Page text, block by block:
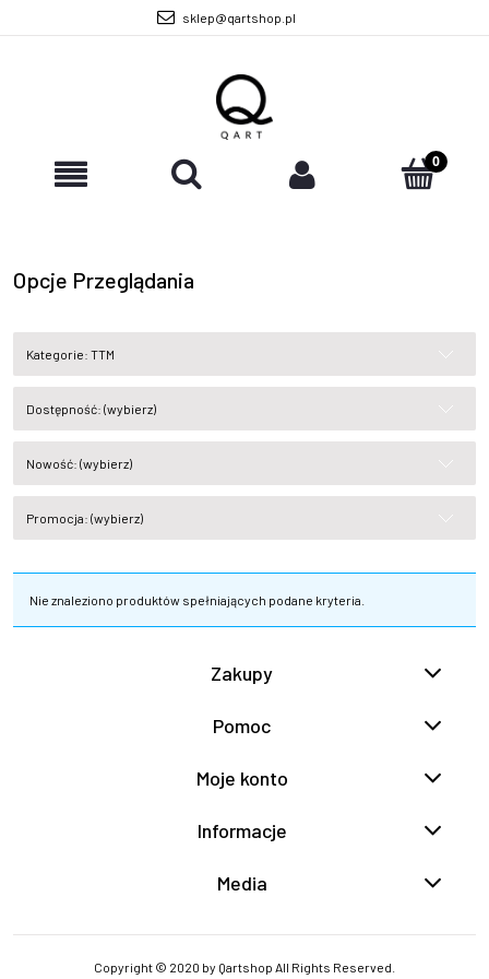
sklep@qartshop.pl
Opcje Przeglądania
Kategorie: TTM
Dostępność: (wybierz)
Nowość: (wybierz)
Promocja: (wybierz)
Nie znaleziono produktów spełniających podane kryteria.
Zakupy
Pomoc
Moje konto
Informacje
Media
Copyright © 2020 by Qartshop All Rights Reserved.